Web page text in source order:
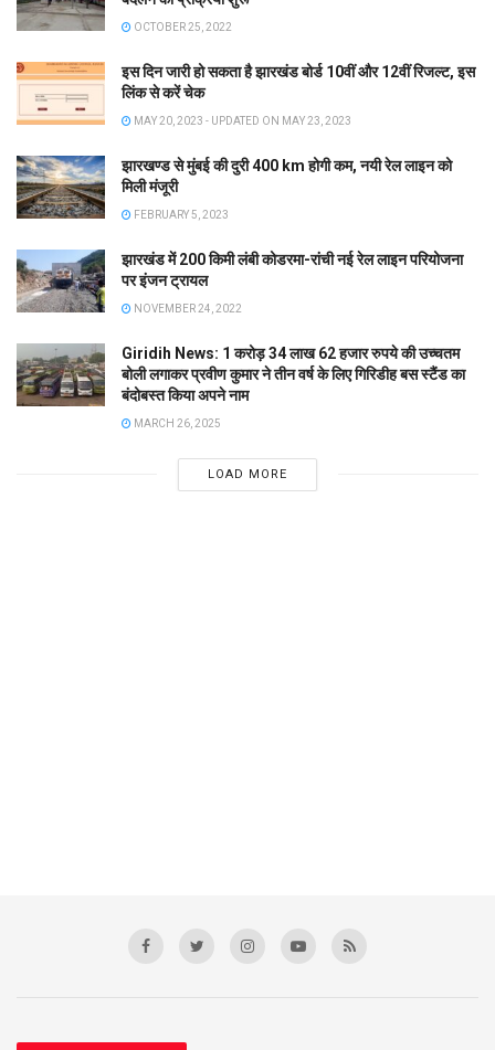
OCTOBER 25, 2022
इस दिन जारी हो सकता है झारखंड बोर्ड 10वीं और 12वीं रिजल्ट, इस
लिंक से करें चेक
MAY 20, 2023 - UPDATED ON MAY 23, 2023
झारखण्ड से मुंबई की दुरी 400 km होगी कम, नयी रेल लाइन को
मिली मंजूरी
FEBRUARY 5, 2023
झारखंड में 200 किमी लंबी कोडरमा-रांची नई रेल लाइन परियोजना
पर इंजन ट्रायल
NOVEMBER 24, 2022
Giridih News: 1 करोड़ 34 लाख 62 हजार रुपये की उच्चतम
बोली लगाकर प्रवीण कुमार ने तीन वर्ष के लिए गिरिडीह बस स्टैंड का
बंदोबस्त किया अपने नाम
MARCH 26, 2025
LOAD MORE